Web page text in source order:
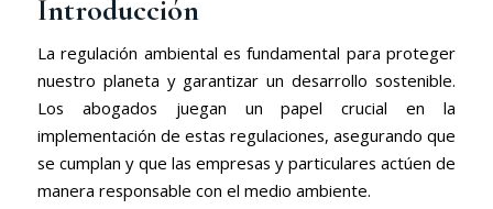
Introducción
La regulación ambiental es fundamental para proteger
nuestro planeta y garantizar un desarrollo sostenible.
Los abogados juegan un papel crucial en la
implementación de estas regulaciones, asegurando que
se cumplan y que las empresas y particulares actúen de
manera responsable con el medio ambiente.